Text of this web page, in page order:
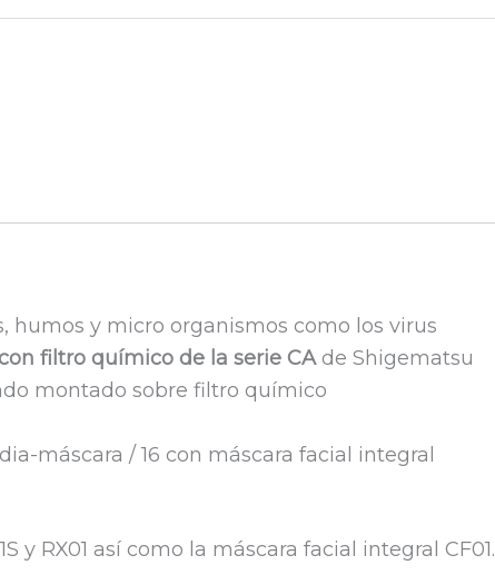
humos y micro organismos como los virus
filtro químico de la serie CAde Shigematsu
montado sobre filtro químico
máscara / 16 con máscara facial integral
y RX01 así como la máscara facial integral CF01.